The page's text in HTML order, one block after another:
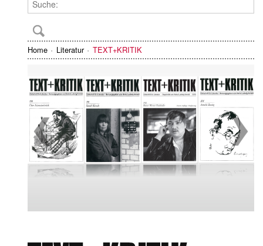
Home Literatur TEXT+KRITIK